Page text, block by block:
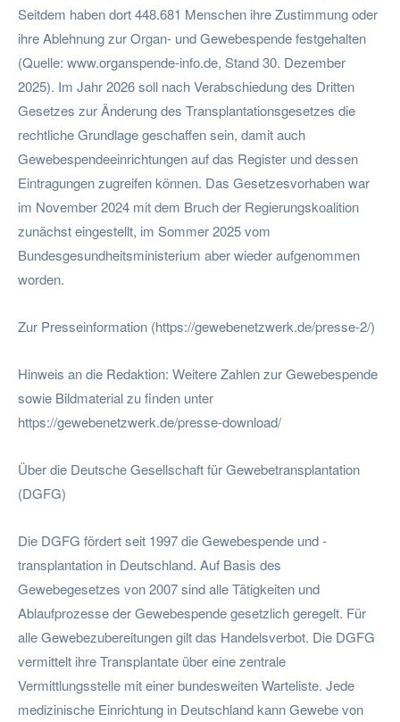
Seitdem haben dort 448.681 Menschen ihre Zustimmung oder
ihre Ablehnung zur Organ- und Gewebespende festgehalten
(Quelle: www.organspende-info.de, Stand 30. Dezember
2025). Im Jahr 2026 soll nach Verabschiedung des Dritten
Gesetzes zur Änderung des Transplantationsgesetzes die
rechtliche Grundlage geschaffen sein, damit auch
Gewebespendeeinrichtungen auf das Register und dessen
Eintragungen zugreifen können. Das Gesetzesvorhaben war
im November 2024 mit dem Bruch der Regierungskoalition
zunächst eingestellt, im Sommer 2025 vom
Bundesgesundheitsministerium aber wieder aufgenommen
worden.
Zur Presseinformation (https://gewebenetzwerk.de/presse-2/)
Hinweis an die Redaktion: Weitere Zahlen zur Gewebespende
sowie Bildmaterial zu finden unter
https://gewebenetzwerk.de/presse-download/
Über die Deutsche Gesellschaft für Gewebetransplantation
(DGFG)
Die DGFG fördert seit 1997 die Gewebespende und -
transplantation in Deutschland. Auf Basis des
Gewebegesetzes von 2007 sind alle Tätigkeiten und
Ablaufprozesse der Gewebespende gesetzlich geregelt. Für
alle Gewebezubereitungen gilt das Handelsverbot. Die DGFG
vermittelt ihre Transplantate über eine zentrale
Vermittlungsstelle mit einer bundesweiten Warteliste. Jede
medizinische Einrichtung in Deutschland kann Gewebe von